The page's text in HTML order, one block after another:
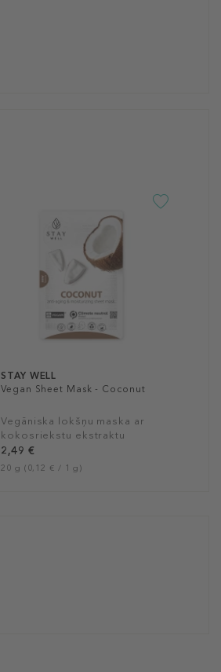
STAY WELL
Vegan Sheet Mask - Coconut
Vegāniska lokšņu maska ar
kokosriekstu ekstraktu
2,49 €
20 g (0,12 € / 1 g)